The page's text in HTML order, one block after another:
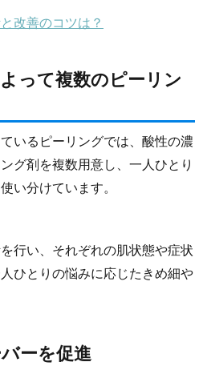
改善のコツは？
って複数のピーリン
いるピーリングでは、酸性の濃
グ剤を複数用意し、一人ひとり
い分けています。
行い、それぞれの肌状態や症状
ひとりの悩みに応じたきめ細や
ーを促進